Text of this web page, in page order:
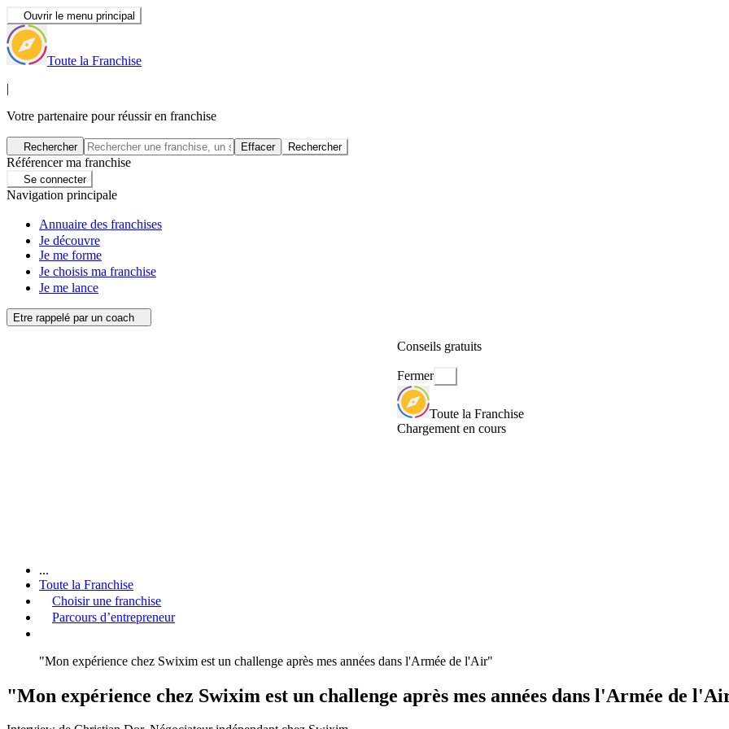
Ouvrir le menu principal
Toute la Franchise
|
Votre partenaire pour réussir en franchise
Rechercher Effacer Rechercher
Référencer ma franchise
Se connecter
Navigation principale
Annuaire des franchises
Je découvre
Je me forme
Je choisis ma franchise
Je me lance
Etre rappelé par un coach
Conseils gratuits
Fermer
Toute la Franchise
Chargement en cours
...
Toute la Franchise
Choisir une franchise
Parcours d’entrepreneur
"Mon expérience chez Swixim est un challenge après mes années dans l'Armée de l'Air"
"Mon expérience chez Swixim est un challenge après mes années dans l'Armée de